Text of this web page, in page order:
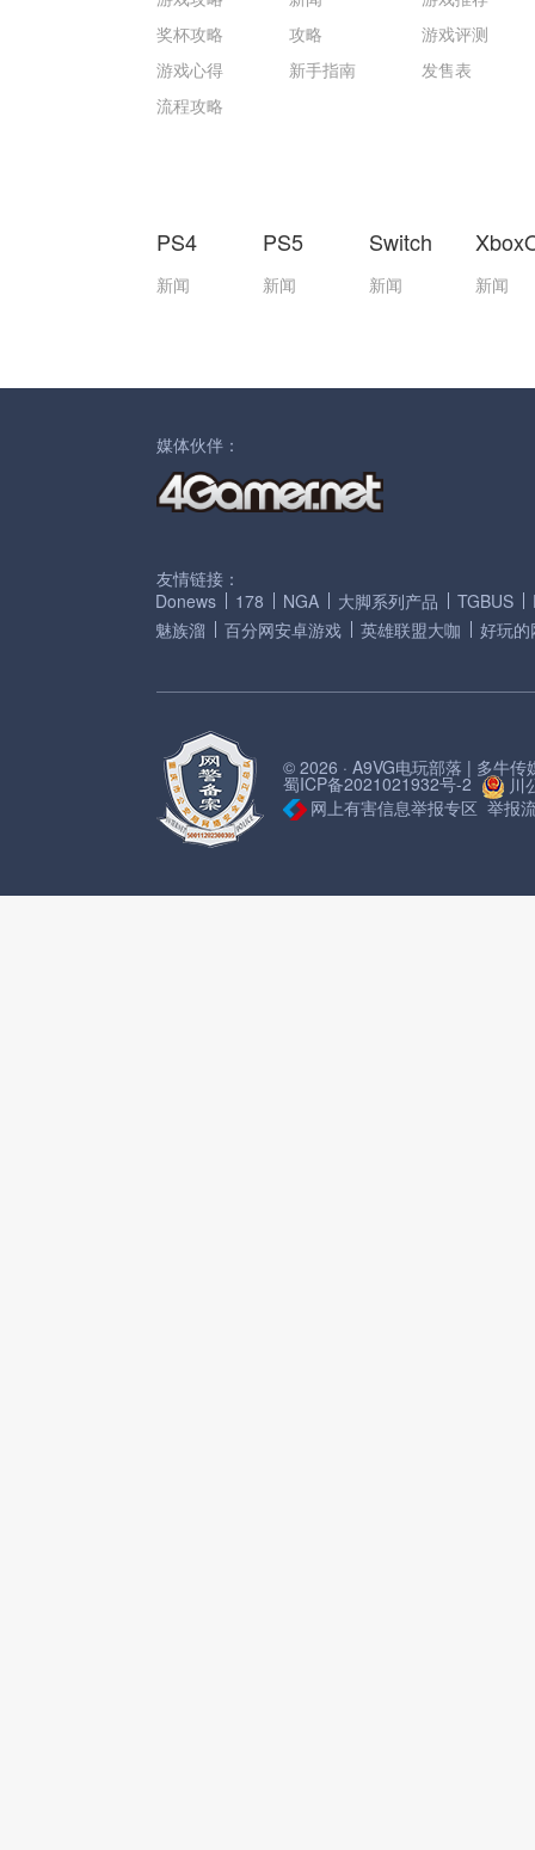
奖杯攻略
游戏心得
流程攻略
攻略
新手指南
游戏评测
发售表
PS4
新闻
PS5
新闻
Switch
新闻 新闻
媒体伙伴：
友情链接：
Donews
178 NGA 大脚系列产品 TGBUS
魅族溜
百分网安卓游戏 英雄联盟大咖 好玩的
© 2026 · A9VG电玩部落 | 多牛传
蜀ICP备2021021932号-2
川
网上有害信息举报专区 举报